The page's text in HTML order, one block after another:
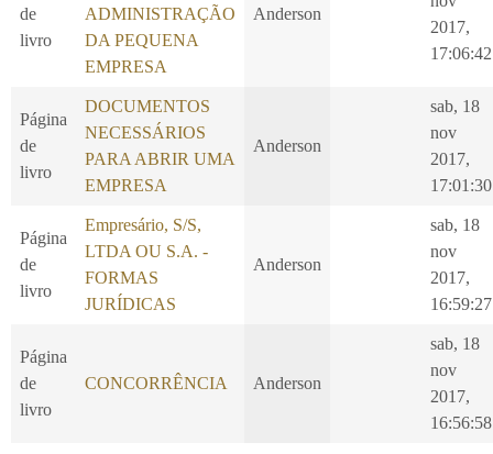
de
livro
ADMINISTRAÇÃO
DA PEQUENA
EMPRESA
Anderson
2017,
17:06:42
Página
de
livro
DOCUMENTOS
NECESSÁRIOS
PARA ABRIR UMA
EMPRESA
Anderson
sab, 18
nov
2017,
17:01:30
Página
de
livro
Empresário, S/S,
LTDA OU S.A. -
FORMAS
JURÍDICAS
Anderson
sab, 18
nov
2017,
16:59:27
Página
de
livro
CONCORRÊNCIA Anderson
sab, 18
nov
2017,
16:56:58